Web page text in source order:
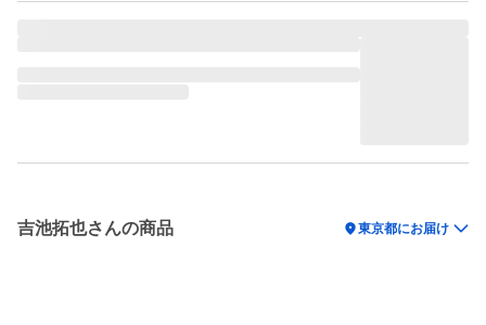
吉池拓也さんの商品 location_on東京都にお届け